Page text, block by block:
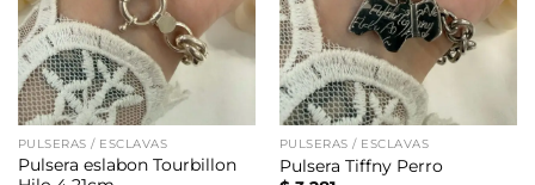
PULSERAS / ESCLAVAS
Pulsera eslabon Tourbillon
PULSERAS / ESCLAVAS
Pulsera Tiffny Perro